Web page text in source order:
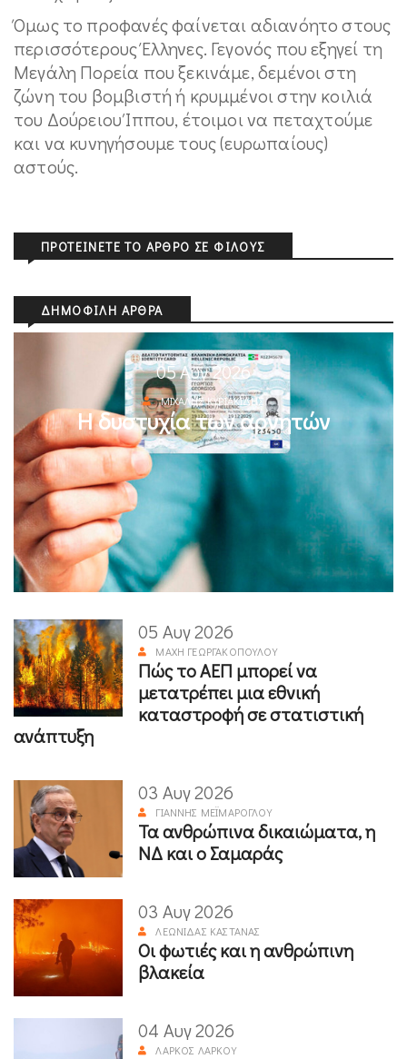
Όμως το προφανές φαίνεται αδιανόητο στους
περισσότερους Έλληνες. Γεγονός που εξηγεί τη
Μεγάλη Πορεία που ξεκινάμε, δεμένοι στη
ζώνη του βομβιστή ή κρυμμένοι στην κοιλιά
του Δούρειου Ίππου, έτοιμοι να πεταχτούμε
και να κυνηγήσουμε τους (ευρωπαίους)
αστούς.
ΠΡΟΤΕΊΝΕΤΕ ΤΟ ΆΡΘΡΟ ΣΕ ΦΊΛΟΥΣ
ΔΗΜΟΦΙΛΉ ΆΡΘΡΑ
05 Αυγ 2026
ΜΙΧΆΛΗΣ ΚΥΡΙΑΚΊΔΗΣ
Η δυστυχία των αρνητών
05 Αυγ 2026
ΜΆΧΗ ΓΕΩΡΓΑΚΟΠΟΎΛΟΥ
Πώς το ΑΕΠ μπορεί να
μετατρέπει μια εθνική
καταστροφή σε στατιστική
ανάπτυξη
03 Αυγ 2026
ΓΙΆΝΝΗΣ ΜΕΪΜΆΡΟΓΛΟΥ
Τα ανθρώπινα δικαιώματα, η
ΝΔ και ο Σαμαράς
03 Αυγ 2026
ΛΕΩΝΊΔΑΣ ΚΑΣΤΑΝΆΣ
Οι φωτιές και η ανθρώπινη
βλακεία
04 Αυγ 2026
ΛΆΡΚΟΣ ΛΆΡΚΟΥ